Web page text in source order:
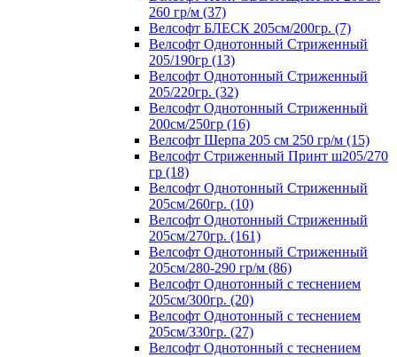
260 гр/м (37)
Велсофт БЛЕСК 205см/200гр. (7)
Велсофт Однотонный Стриженный
205/190гр (13)
Велсофт Однотонный Стриженный
205/220гр. (32)
Велсофт Однотонный Стриженный
200см/250гр (16)
Велсофт Шерпа 205 см 250 гр/м (15)
Велсофт Стриженный Принт ш205/270
гр (18)
Велсофт Однотонный Стриженный
205см/260гр. (10)
Велсофт Однотонный Стриженный
205см/270гр. (161)
Велсофт Однотонный Стриженный
205см/280-290 гр/м (86)
Велсофт Однотонный с теснением
205см/300гр. (20)
Велсофт Однотонный с теснением
205см/330гр. (27)
Велсофт Однотонный с теснением